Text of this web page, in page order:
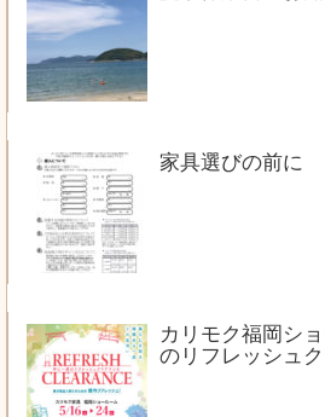
家具選びの前に
カリモク福岡シ
のリフレッシュ